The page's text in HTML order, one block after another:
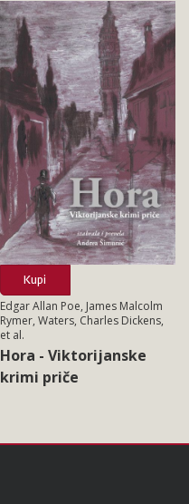
Kupi
Edgar Allan Poe, James Malcolm
Rymer, Waters, Charles Dickens,
et al.
Hora - Viktorijanske
krimi priče